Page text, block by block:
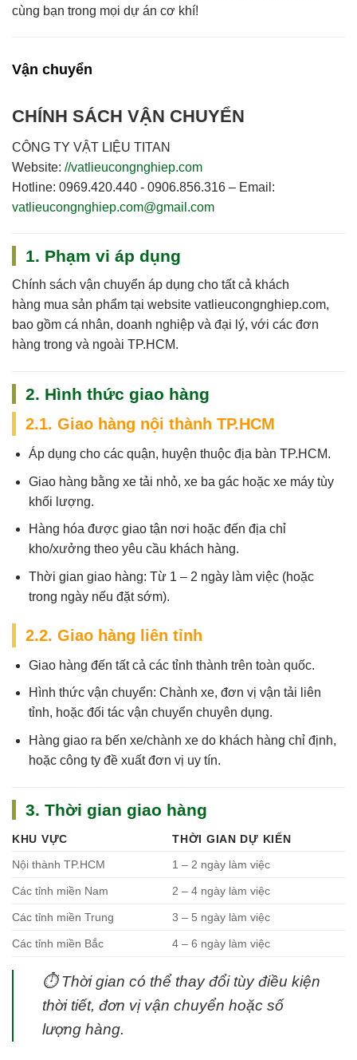
cùng bạn trong mọi dự án cơ khí!
Vận chuyển
CHÍNH SÁCH VẬN CHUYỂN
CÔNG TY VẬT LIỆU TITAN
Website: //vatlieucongnghiep.com
Hotline: 0969.420.440 - 0906.856.316 – Email:
vatlieucongnghiep.com@gmail.com
1. Phạm vi áp dụng
Chính sách vận chuyển áp dụng cho tất cả khách
hàng mua sản phẩm tại website vatlieucongnghiep.com,
bao gồm cá nhân, doanh nghiệp và đại lý, với các đơn
hàng trong và ngoài TP.HCM.
2. Hình thức giao hàng
2.1. Giao hàng nội thành TP.HCM
Áp dụng cho các quận, huyện thuộc địa bàn TP.HCM.
Giao hàng bằng xe tải nhỏ, xe ba gác hoặc xe máy tùy
khối lượng.
Hàng hóa được giao tận nơi hoặc đến địa chỉ
kho/xưởng theo yêu cầu khách hàng.
Thời gian giao hàng: Từ 1 – 2 ngày làm việc (hoặc
trong ngày nếu đặt sớm).
2.2. Giao hàng liên tỉnh
Giao hàng đến tất cả các tỉnh thành trên toàn quốc.
Hình thức vận chuyển: Chành xe, đơn vị vận tải liên
tỉnh, hoặc đối tác vận chuyển chuyên dụng.
Hàng giao ra bến xe/chành xe do khách hàng chỉ định,
hoặc công ty đề xuất đơn vị uy tín.
3. Thời gian giao hàng
KHU VỰC
THỜI GIAN DỰ KIẾN
Nội thành TP.HCM
1 – 2 ngày làm việc
Các tỉnh miền Nam 2 – 4 ngày làm việc
Các tỉnh miền Trung 3 – 5 ngày làm việc
Các tỉnh miền Bắc 4 – 6 ngày làm việc
⏱Thời gian có thể thay đổi tùy điều kiện
thời tiết, đơn vị vận chuyển hoặc số
lượng hàng.